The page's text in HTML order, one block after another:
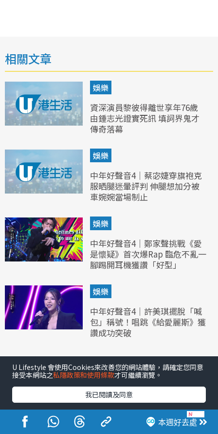
相關文章
娛樂
資深演員黎彼得離世享年76歲
由鍾志光證實死訊 填詞界鬼才
傳奇落幕
娛樂
中年好聲音4｜蔡宓婕穿旗袍克
服晒腿迷暈評判 伸腿想加分被
車婉婉當場制止
娛樂
中年好聲音4｜鄭家聲挑戰《愛
是懷疑》首次爆Rap 臨危不亂一
腳踢開耳機獲讚「好型」
娛樂
中年好聲音4｜許美琪擺脫「喊
包」稱號！唱跳《給愛麗斯》獲
讚成功突破
本週好去處
U Lifestyle 會使用Cookies來改善您的網站體驗，請確定您同意
接受本網站之私隱政策和使用條款才可繼續瀏覽。
我已閱讀及同意